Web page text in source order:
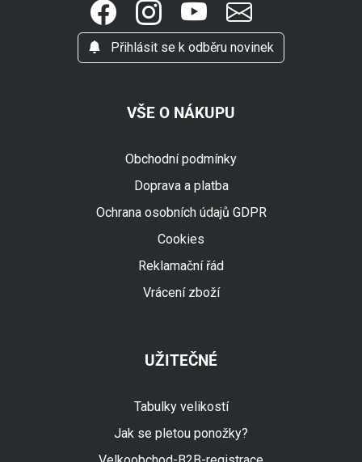
Přihlásit se k odběru novinek
VŠE O NÁKUPU
Obchodní podmínky
Doprava a platba
Ochrana osobních údajů GDPR
Cookies
Reklamační řád
Vrácení zboží
UŽITEČNÉ
Tabulky velikostí
Jak se pletou ponožky?